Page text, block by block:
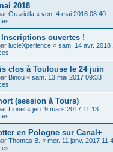
2018
Graziella « ven. 4 mai 2018 08:40
Inscriptions ouvertes !
lucieXperience « sam. 14 avr. 2018
clos à Toulouse le 24 juin
Binou « sam. 13 mai 2017 09:33
(session à Tours)
Lionel « jeu. 9 mars 2017 11:13
en Pologne sur Canal+
Thomas B. « mer. 11 janv. 2017